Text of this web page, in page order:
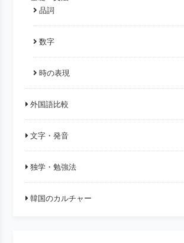
品詞
数字
時の表現
外国語比較
文字・発音
独学・勉強法
韓国のカルチャー